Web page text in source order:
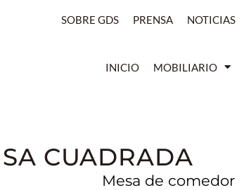
SOBRE GDS PRENSA NOTICIAS
INICIO MOBILIARIO
CUADRADA
Mesa de comedor